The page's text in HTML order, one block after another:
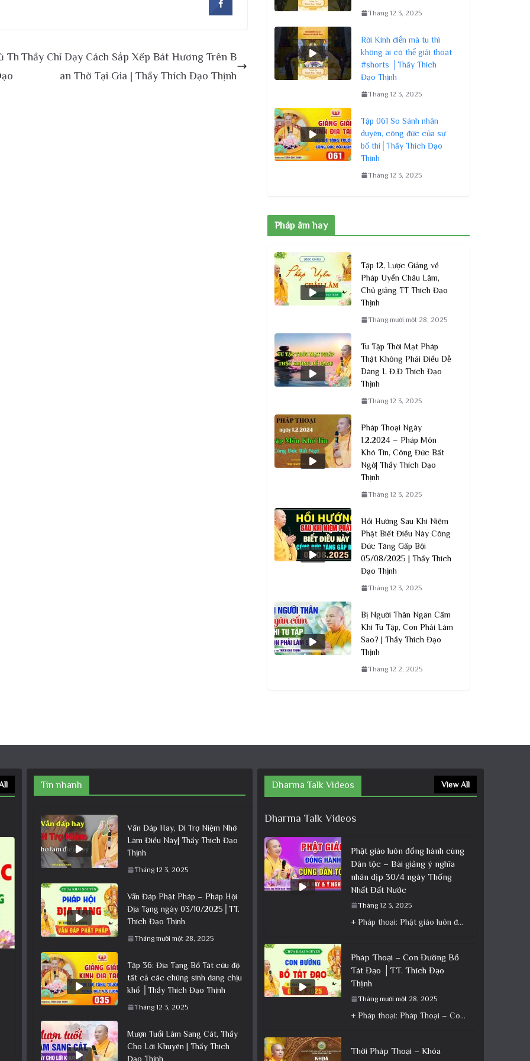
Th Thầy Chỉ Dạy Cách Sắp Xếp Bát Hương Trên B
an Thờ Tại Gia | Thầy Thích Đạo Thịnh
Tháng 12 3, 2025
Rời Kinh điển mà tu thì
không ai có thể giải thoát
#shorts │Thầy Thích
Đạo Thịnh
Tháng 12 3, 2025
Tập 061 So Sánh nhân
duyên, công đức của sự
bố thí│Thầy Thích Đạo
Thịnh
Tháng 12 3, 2025
Pháp âm hay
Tập 12, Lược Giảng về
Pháp Uyển Châu Lâm,
Chủ giảng TT Thích Đạo
Thịnh
Tháng mười một 28, 2025
Tu Tập Thời Mạt Pháp
Thật Không Phải Điều Dễ
Dàng L Đ.Đ Thích Đạo
Thịnh
Tháng 12 3, 2025
Pháp Thoại Ngày
1.2.2024 – Pháp Môn
Khó Tin, Công Đức Bất
Ngờ| Thầy Thích Đạo
Thịnh
Tháng 12 3, 2025
Hồi Hướng Sau Khi Niệm
Phật Biết Điều Này Công
Đức Tăng Gấp Bội
05/08/2025 | Thầy Thích
Đạo Thịnh
Tháng 12 3, 2025
Bị Người Thân Ngăn Cấm
Khi Tu Tập, Con Phải Làm
Sao? | Thầy Thích Đạo
Thịnh
Tháng 12 2, 2025
Tin nhanh
Vấn Đáp Hay, Đi Trợ Niệm Nhớ
Làm Điều Này| Thầy Thích Đạo
Thịnh
Tháng 12 3, 2025
Vấn Đáp Phật Pháp – Pháp Hội
Địa Tạng ngày 03/10/2025│TT.
Thích Đạo Thịnh
Tháng mười một 28, 2025
Tập 36: Địa Tạng Bồ Tát cứu độ
tất cả các chúng sinh đang chịu
khổ │Thầy Thích Đạo Thịnh
Tháng 12 3, 2025
Mượn Tuổi Làm Sang Cát, Thầy
Cho Lời Khuyên | Thầy Thích
Đạo Thịnh
Dharma Talk Videos View All
Dharma Talk Videos
Phật giáo luôn đồng hành cùng
Dân tộc – Bài giảng ý nghĩa
nhân dịp 30/4 ngày Thống
Nhất Đất Nước
Tháng 12 3, 2025
+ Pháp thoại: Phật giáo luôn đồng hành cùng Dân tộc – Bài giảng ý nghĩa nhân dịp 30/4 ngày
Pháp Thoại – Con Đường Bồ
Tát Đạo │TT. Thích Đạo
Thịnh
Tháng mười một 28, 2025
+ Pháp thoại: Pháp Thoại – Con Đường Bồ Tát Đạo │TT. Thích Đạo Thịnh + Album: Pháp Thoại +
Thời Pháp Thoại – Khóa